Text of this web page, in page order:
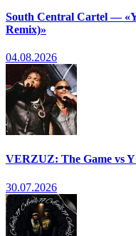
South Central Cartel —
Remix)»
04.08.2026
VERZUZ: The Game vs
30.07.2026